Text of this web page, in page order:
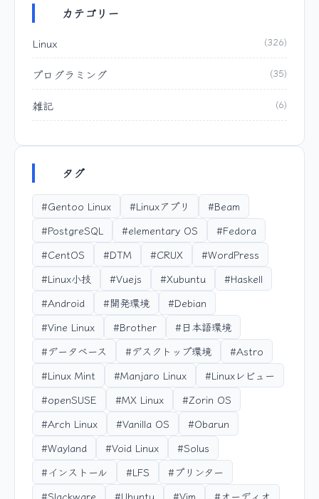
カテゴリー
Linux (326)
プログラミング (35)
雑記 (6)
タグ
#Gentoo Linux #Linuxアプリ
#Beam
#PostgreSQL
#elementary OS
#Fedora
#CentOS
#DTM #CRUX
#WordPress
#Linux小技
#Vuejs #Xubuntu
#Haskell
#Android
#開発環境
#Debian
#Vine Linux
#Brother
#日本語環境
#データベース
#デスクトップ環境
#Astro
#Linux Mint
#Manjaro Linux
#Linuxレビュー
#openSUSE
#MX Linux
#Zorin OS
#Arch Linux
#Vanilla OS
#Obarun
#Wayland
#Void Linux
#Solus
#インストール
#LFS
#プリンター
#Slackware
#Ubuntu #Vim #オーディオ